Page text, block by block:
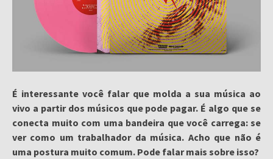
É interessante você falar que molda a sua música ao
vivo a partir dos músicos que pode pagar. É algo que se
conecta muito com uma bandeira que você carrega: se
ver como um trabalhador da música. Acho que não é
uma postura muito comum. Pode falar mais sobre isso?